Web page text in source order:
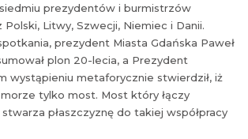
prezydentów i burmistrzów
Polski, Litwy, Szwecji, Niemiec i Danii.
prezydent Miasta Gdańska Paweł
plon 20-lecia, a Prezydent
wystąpieniu metaforycznie stwierdził, iż
tylko most. Most który łączy
płaszczyznę do takiej współpracy